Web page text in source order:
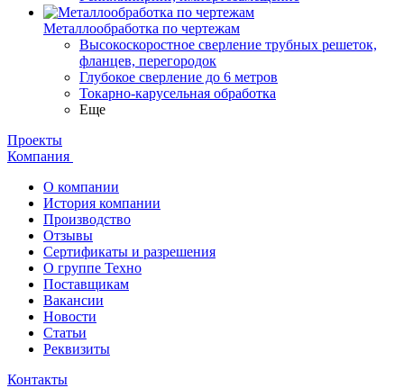
Металлообработка по чертежам
Высокоскоростное сверление трубных решеток,
фланцев, перегородок
Глубокое сверление до 6 метров
Токарно-карусельная обработка
Еще
Проекты
Компания
О компании
История компании
Производство
Отзывы
Сертификаты и разрешения
О группе Техно
Поставщикам
Вакансии
Новости
Статьи
Реквизиты
Контакты